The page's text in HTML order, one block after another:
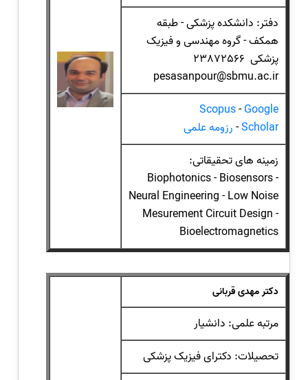
دفتر: دانشکده پزشکی - طبقه
همکف - گروه مهندسی و فیزیک
پزشکی 23872566
pesasanpour@sbmu.ac.ir
Scopus-Google
Scholar
-رزومه علمی
زمینه های تحقیقاتی:
Biophotonics - Biosensors -
Neural Engineering - Low Noise
Mesurement Circuit Design -
Bioelectromagnetics
دکتر مهدی قربانی
مرتبه علمی: دانشیار
تحصیلات: دکترای فیزیک پزشکی